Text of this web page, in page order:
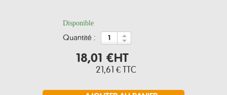
Disponible
quantité :
18,01 €HT
21,61 € TTC